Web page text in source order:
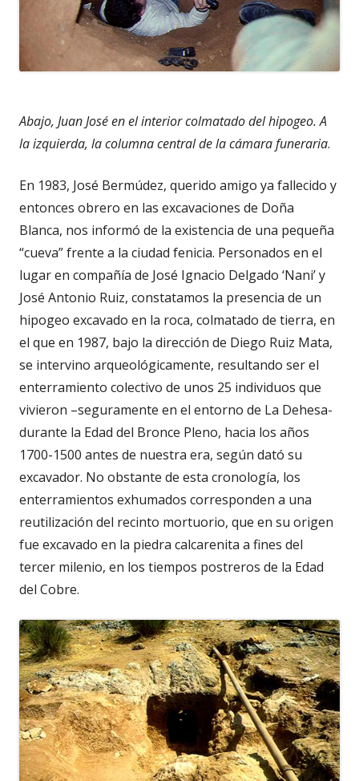
Abajo, Juan José en el interior colmatado del hipogeo. A
la izquierda, la columna central de la cámara funeraria.
En 1983, José Bermúdez, querido amigo ya fallecido y
entonces obrero en las excavaciones de Doña
Blanca, nos informó de la existencia de una pequeña
“cueva” frente a la ciudad fenicia. Personados en el
lugar en compañía de José Ignacio Delgado ‘Nani’ y
José Antonio Ruiz, constatamos la presencia de un
hipogeo excavado en la roca, colmatado de tierra, en
el que en 1987, bajo la dirección de Diego Ruiz Mata,
se intervino arqueológicamente, resultando ser el
enterramiento colectivo de unos 25 individuos que
vivieron –seguramente en el entorno de La Dehesa-
durante la Edad del Bronce Pleno, hacia los años
1700-1500 antes de nuestra era, según dató su
excavador. No obstante de esta cronología, los
enterramientos exhumados corresponden a una
reutilización del recinto mortuorio, que en su origen
fue excavado en la piedra calcarenita a fines del
tercer milenio, en los tiempos postreros de la Edad
del Cobre.